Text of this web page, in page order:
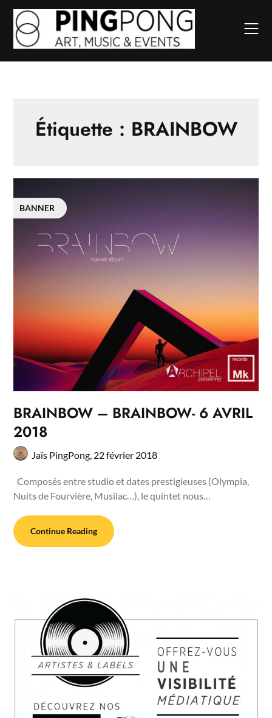
Skip
content
Étiquette : BRAINBOW
BANNER
BRAINBOW – BRAINBOW- 6 AVRIL
2018
Jaïs PingPong, 22 février 2018
Composés entre studio et dates prestigieuses (Olympia,
Nuits de Fourvière, Musilac…), le quintet nous…
Continue Reading